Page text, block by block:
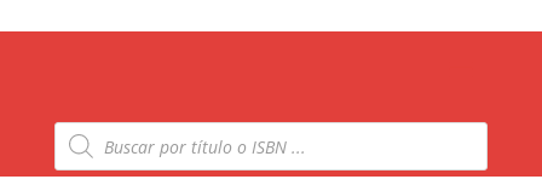
Búsqueda
de
productos